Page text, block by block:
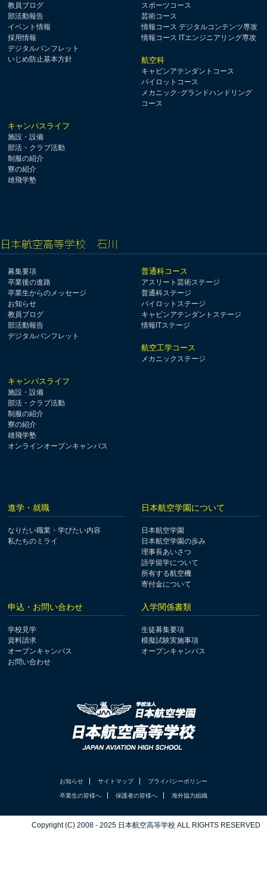
教員ブログ
部活動報告
イベント情報
採用情報
デジタルパンフレット
いじめ防止基本方針
スポーツコース
芸術コース
情報コース デジタルコンテンツ専攻
情報コース ITエンジニアリング専攻
航空科
キャビンアテンダントコース
パイロットコース
メカニック･グランドハンドリング
コース
キャンパスライフ
施設・設備
部活・クラブ活動
制服の紹介
寮の紹介
雄飛学塾
日本航空高等学校 石川
募集要項
卒業後の進路
卒業生からのメッセージ
お知らせ
教員ブログ
部活動報告
デジタルパンフレット
普通科コース
アスリート芸術ステージ
普通科ステージ
パイロットステージ
キャビンアテンダントステージ
情報ITステージ
航空工学コース
メカニックステージ
キャンパスライフ
施設・設備
部活・クラブ活動
制服の紹介
寮の紹介
雄飛学塾
オンラインオープンキャンパス
進学・就職
なりたい職業・学びたい内容
私たちのミライ
日本航空学園について
日本航空学園
日本航空学園の歩み
理事長あいさつ
語学留学について
所有する航空機
寄付金について
申込・お問い合わせ
学校見学
資料請求
オープンキャンパス
お問い合わせ
入学関係書類
生徒募集要項
模擬試験実施事項
オープンキャンパス
お知らせ サイトマップ プライバシーポリシー
卒業生の皆様へ 保護者の皆様へ 海外協力組織
Copyright (C) 2008 - 2025 日本航空高等学校 ALL RIGHTS RESERVED